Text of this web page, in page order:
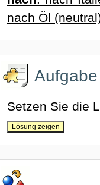
nach Öl
Setzen Sie die